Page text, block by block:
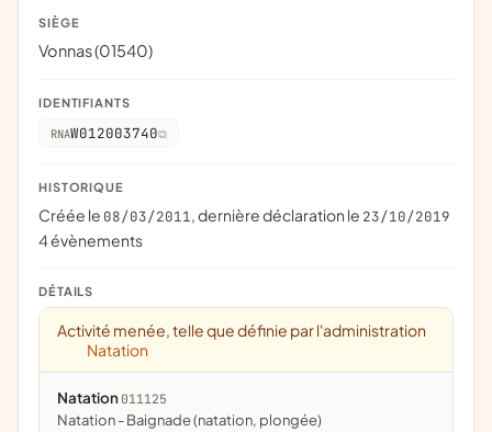
SIÈGE
Vonnas (01540)
IDENTIFIANTS
RNAW012003740
HISTORIQUE
Créée le 08/03/2011, dernière déclaration le 23/10/2019
4 évènements
DÉTAILS
Activité menée, telle que définie par l'administration
Natation
Natation 011125
Natation - Baignade (natation, plongée)